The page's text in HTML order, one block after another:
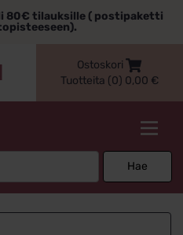
80€ tilauksille ( postipaketti
Ostoskori
Tuotteita (0) 0,00 €
Hae